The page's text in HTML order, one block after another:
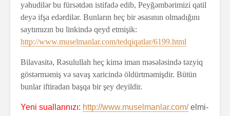
yəhudilər bu fürsətdən istifadə edib, Peyğəmbərimizi qatil
deyə ifşa edərdilər. Bunların heç bir əsasının olmadığını
saytımızın bu linkində qeyd etmişik:
http://www.muselmanlar.com/tedqiqatlar/6199.html
Bilavasitə, Rəsulullah heç kimə iman məsələsində təzyiq
göstərməmiş və savaş xaricində öldürtməmişdir. Bütün
bunlar iftiradan başqa bir şey deyildir.
Yeni suallarınızı: http://www.muselmanlar.com/elmi-